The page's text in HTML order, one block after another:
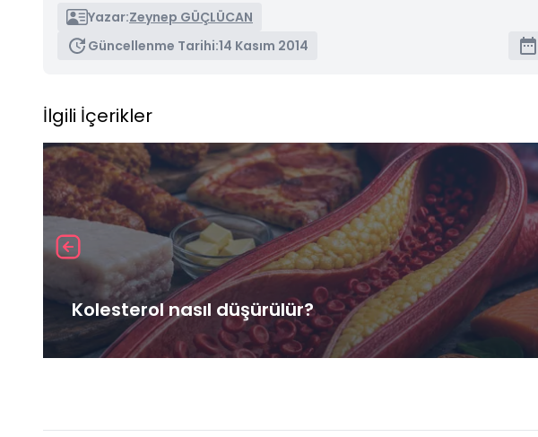
Yazar:Zeynep GÜÇLÜCAN
Güncellenme Tarihi:14 Kasım 2014
İlgili İçerikler
Kolesterol nasıl düşürülür?